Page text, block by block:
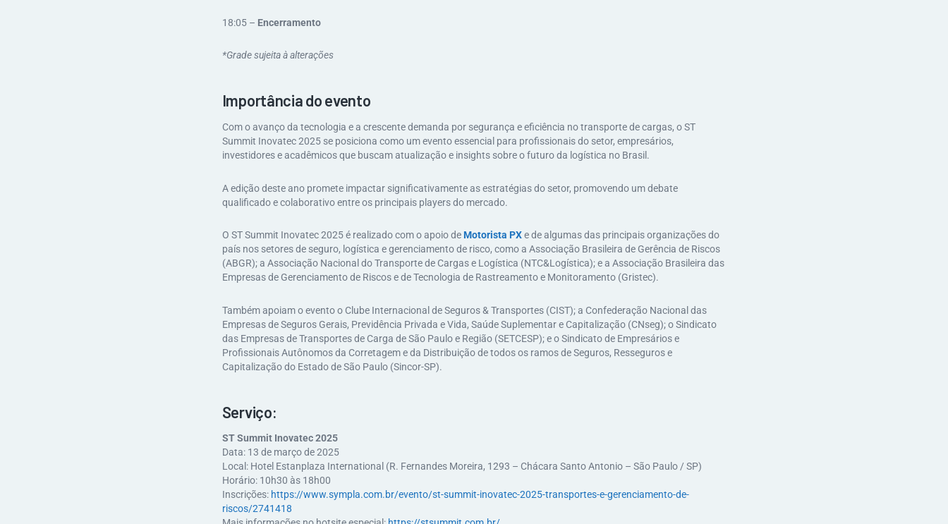
18:05 – Encerramento
*Grade sujeita à alterações
Importância do evento
Com o avanço da tecnologia e a crescente demanda por segurança e eficiência no transporte de cargas, o ST
Summit Inovatec 2025 se posiciona como um evento essencial para profissionais do setor, empresários,
investidores e acadêmicos que buscam atualização e insights sobre o futuro da logística no Brasil.
A edição deste ano promete impactar significativamente as estratégias do setor, promovendo um debate
qualificado e colaborativo entre os principais players do mercado.
O ST Summit Inovatec 2025 é realizado com o apoio de Motorista PXe de algumas das principais organizações do
país nos setores de seguro, logística e gerenciamento de risco, como a Associação Brasileira de Gerência de Riscos
(ABGR); a Associação Nacional do Transporte de Cargas e Logística (NTC&Logística); e a Associação Brasileira das
Empresas de Gerenciamento de Riscos e de Tecnologia de Rastreamento e Monitoramento (Gristec).
Também apoiam o evento o Clube Internacional de Seguros & Transportes (CIST); a Confederação Nacional das
Empresas de Seguros Gerais, Previdência Privada e Vida, Saúde Suplementar e Capitalização (CNseg); o Sindicato
das Empresas de Transportes de Carga de São Paulo e Região (SETCESP); e o Sindicato de Empresários e
Profissionais Autônomos da Corretagem e da Distribuição de todos os ramos de Seguros, Resseguros e
Capitalização do Estado de São Paulo (Sincor-SP).
Serviço:
ST Summit Inovatec 2025
Data: 13 de março de 2025
Local: Hotel Estanplaza International (R. Fernandes Moreira, 1293 – Chácara Santo Antonio – São Paulo / SP)
Horário: 10h30 às 18h00
Inscrições: https://www.sympla.com.br/evento/st-summit-inovatec-2025-transportes-e-gerenciamento-de-
riscos/2741418